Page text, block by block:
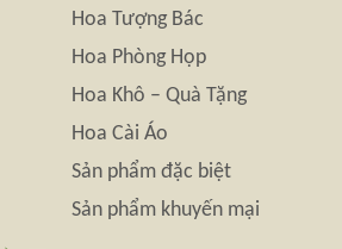
Hoa Tượng Bác
Hoa Phòng Họp
Hoa Khô – Quà Tặng
Hoa Cài Áo
Sản phẩm đặc biệt
Sản phẩm khuyến mại